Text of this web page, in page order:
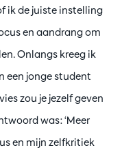
ik de juiste instelling
en aandrang om
Onlangs kreeg ik
een jonge student
zou je jezelf geven
was: ‘Meer
en mijn zelfkritiek